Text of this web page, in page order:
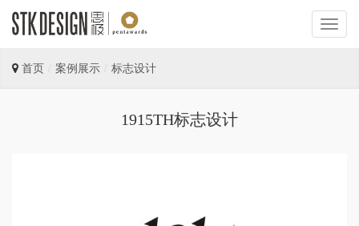
首页 案例展示 标志设计
1915TH标志设计